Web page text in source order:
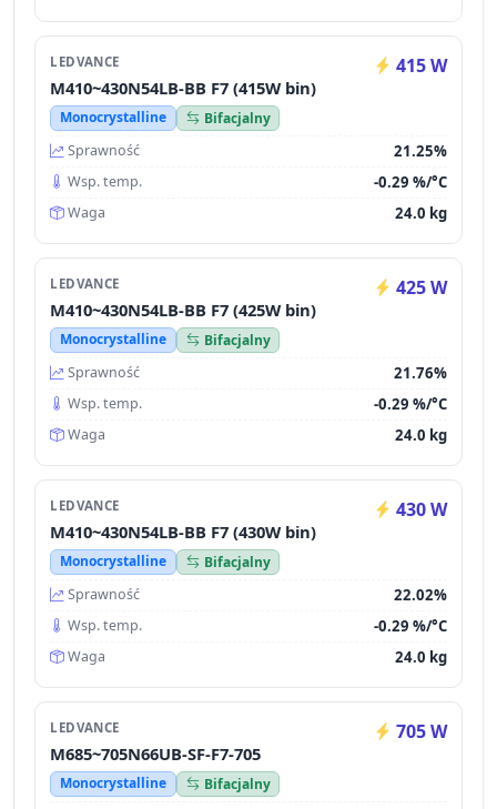
LEDVANCE 415 W
M410~430N54LB-BB F7 (415W bin)
Monocrystalline
Bifacjalny
Sprawność
21.25%
Wsp. temp. -0.29 %/°C
Waga 24.0 kg
LEDVANCE 425 W
M410~430N54LB-BB F7 (425W bin)
Monocrystalline
Bifacjalny
Sprawność
21.76%
Wsp. temp. -0.29 %/°C
Waga 24.0 kg
LEDVANCE 430 W
M410~430N54LB-BB F7 (430W bin)
Monocrystalline
Bifacjalny
Sprawność
22.02%
Wsp. temp. -0.29 %/°C
Waga 24.0 kg
LEDVANCE 705 W
M685~705N66UB-SF-F7-705
Monocrystalline
Bifacjalny